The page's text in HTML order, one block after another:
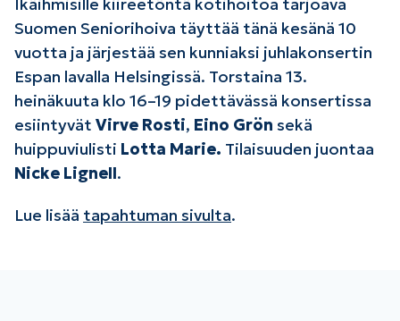
Suomen Seniorihoiva täyttää tänä kesänä 10
vuotta ja järjestää sen kunniaksi juhlakonsertin
Espan lavalla Helsingissä. Torstaina 13.
heinäkuuta klo 16–19 pidettävässä konsertissa
esiintyvät Virve Rosti, Eino Grön sekä
huippuviulisti Lotta Marie. Tilaisuuden juontaa
Nicke Lignell.
Lue lisää tapahtuman sivulta.